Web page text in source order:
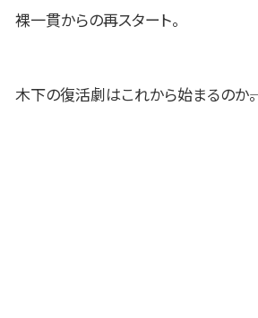
裸一貫からの再スタート。
木下の復活劇はこれから始まるのか――。